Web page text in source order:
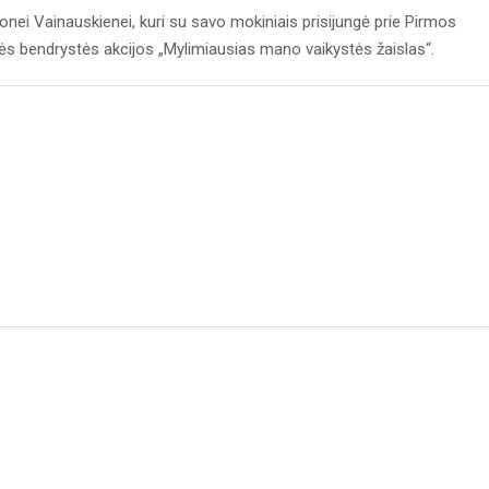
Vainauskienei, kuri su savo mokiniais prisijungė prie Pirmos
bendrystės akcijos „Mylimiausias mano vaikystės žaislas“.